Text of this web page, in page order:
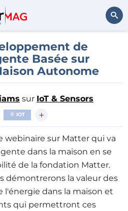
Rechercher
de
Basée sur
Autonome
sur IoT & Sensors
IOT +
webinaire sur Matter qui va
dans la maison en se
de la fondation Matter.
démontrerons la valeur des
l'énergie dans la maison et
qui permettront ces